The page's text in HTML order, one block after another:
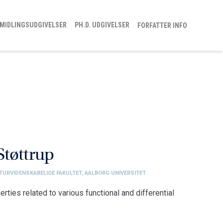
PH.D. UDGIVELSER FORFATTER INFO
FAKULTET, AALBORG UNIVERSITET
related to various functional and differential